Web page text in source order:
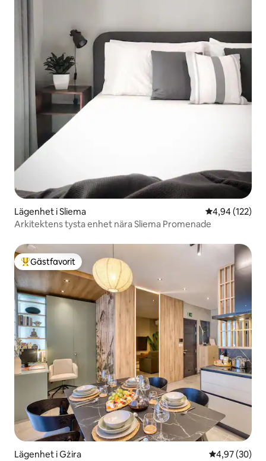
Lägenhet i Sliema 4,94 av 5 i
4,94 (122)
Arkitektens tysta enhet nära Sliema Promenade
Populär gästfavorit
Gästfavorit
Lägenhet i Gżira 4,97 av 5 i
4,97 (30)